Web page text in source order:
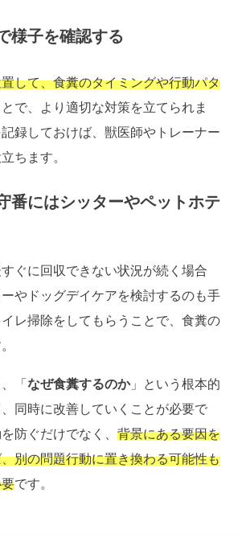
様子を確認する
して、食糞のタイミングや行動パタ
とで、より適切な対策を立てられま
録しておけば、獣医師やトレーナー
ちます。
番にはシッターやペットホテ
ぐに回収できない状況が続く場合
やドッグデイケアを検討するのも手
レ掃除をしてもらうことで、食糞の
「なぜ食糞するのか」という根本的
同時に改善していくことが必要で
防ぐだけでなく、背景にある要因を
別の問題行動に置き換わる可能性も
です。